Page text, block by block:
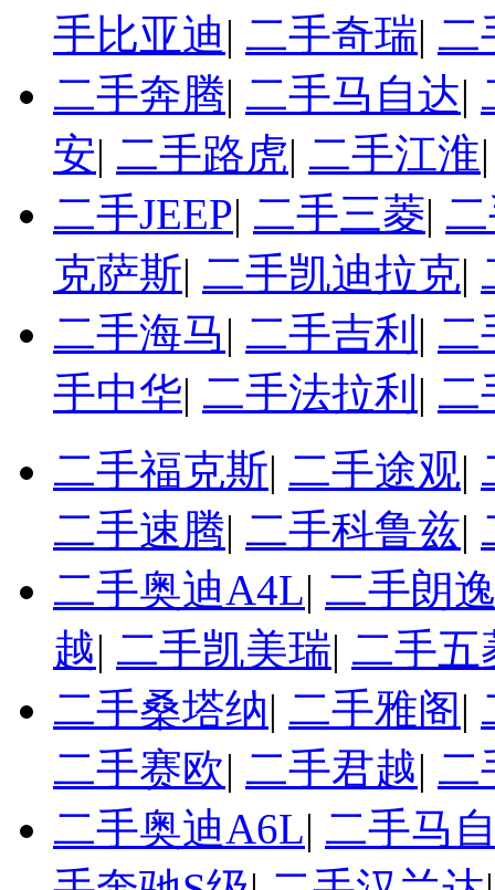
手比亚迪| 二手奇瑞| 二
二手奔腾| 二手马自达|
安| 二手路虎| 二手江淮
二手JEEP| 二手三菱|
克萨斯| 二手凯迪拉克|
二手海马| 二手吉利 | 二
手中华| 二手法拉利 | 二
二手福克斯| 二手途观|
二手速腾| 二手科鲁兹|
二手奥迪A4L| 二手朗
越| 二手凯美瑞| 二手五
二手桑塔纳| 二手雅阁|
二手赛欧| 二手君越| 二
二手奥迪A6L| 二手马